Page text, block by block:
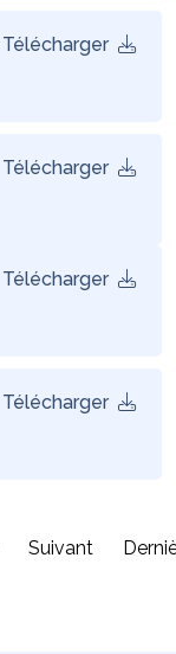
Télécharger
Télécharger
Télécharger
Télécharger
Suivant